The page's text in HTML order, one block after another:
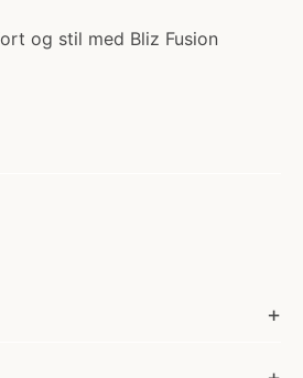
og stil med Bliz Fusion